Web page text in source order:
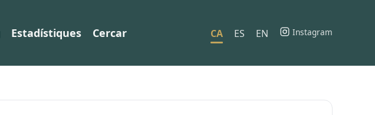
Estadístiques Cercar CA ES EN Instagram